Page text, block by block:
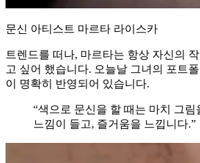
문신 아티스트 마르타 라이스카
트렌드를 떠나, 마르타는 항상 자신의
고 싶어 했습니다. 오늘날 그녀의 포트
이 명확히 반영되어 있습니다.
“색으로 문신을 할 때는 마치 그림
느낌이 들고, 즐거움을 느낍니다.”